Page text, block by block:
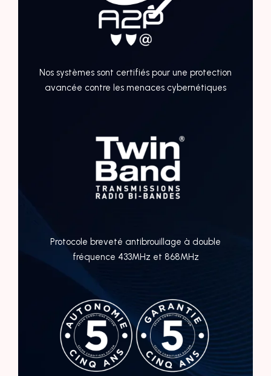
Nos systèmes sont certifiés pour une protection
avancée contre les menaces cybernétiques
Protocole breveté antibrouillage à double
fréquence 433MHz et 868MHz